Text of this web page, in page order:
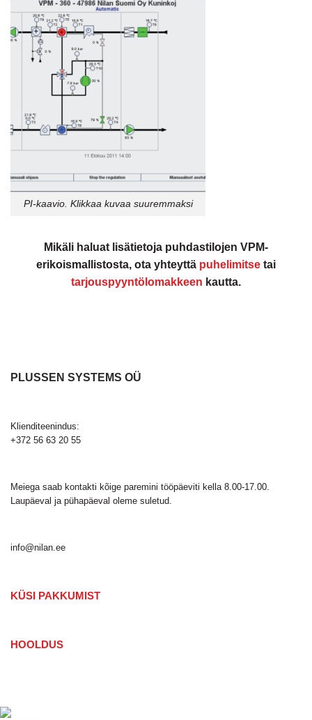
PI-kaavio. Klikkaa kuvaa suuremmaksi
Mikäli haluat lisätietoja puhdastilojen VPM-
erikoismallistosta, ota yhteyttä puhelimitse tai
tarjouspyyntölomakkeen kautta.
PLUSSEN SYSTEMS OÜ
Klienditeenindus:
+372 56 63 20 55
Meiega saab kontakti kõige paremini tööpäeviti kella 8.00-17.00.
Laupäeval ja pühapäeval oleme suletud.
info@nilan.ee
KÜSI PAKKUMIST
HOOLDUS